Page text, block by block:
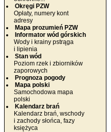
Okręgi PZW
Opłaty, numery kont
adresy
Mapa prozumień PZW
Informator wód górskich
Wody i krainy pstrąga
i lipienia
Stan wód
Poziom rzek i zbiorników
zaporowych
Prognoza pogody
Mapa polski
Samochodowa mapa
polski
Kalendarz brań
Kalendarz brań, wschody
i zachody słońca, fazy
księżyca